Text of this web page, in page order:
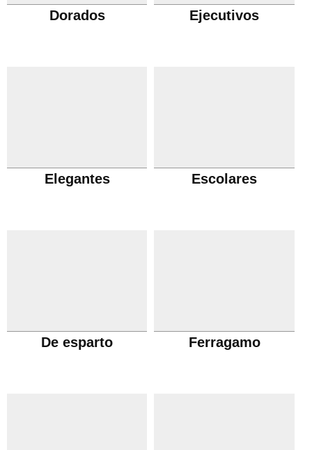
Dorados Ejecutivos
Elegantes Escolares
De esparto Ferragamo